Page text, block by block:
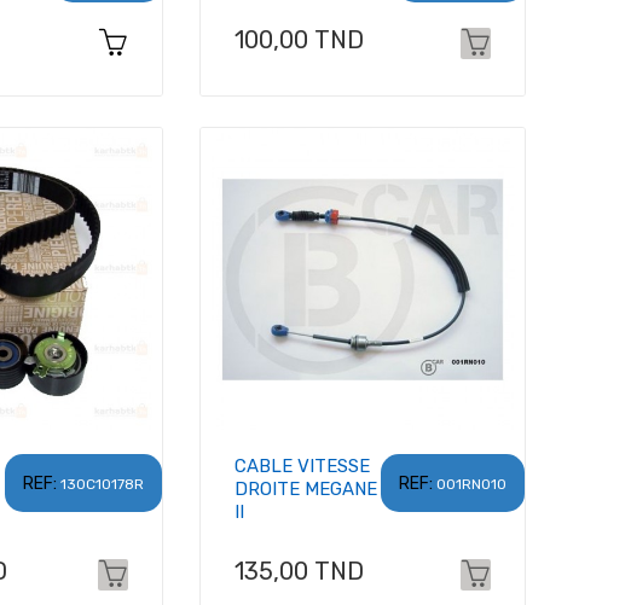
Prix
100,00 TND
REF: 130C10178R REF: 001RN010
CABLE VITESSE
DROITE MEGANE
II
Prix
135,00 TND